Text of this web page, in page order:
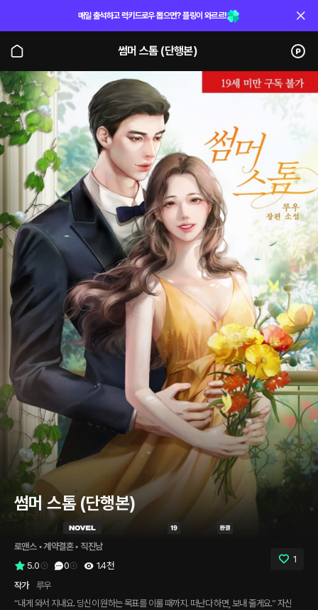
매일 출석하고 럭키드로우 뽑으면? 플링이 와르르!
썸머 스톰 (단행본)
썸머 스톰 (단행본)
로맨스 • 계약결혼 • 직진남
5.0
0 1.4천
1
작가
루우
“내게 와서 지내요. 당신이 원하는 목표를 이룰 때까지. 떠난다 하면, 보내 줄게요.” 자신